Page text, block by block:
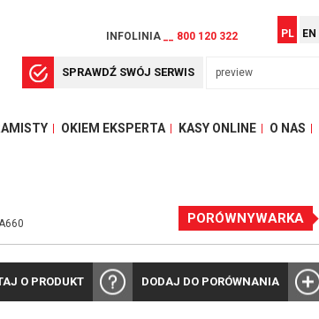
INFOLINIA __ 800 120 322 PL EN
SPRAWDŹ SWÓJ SERWIS
OKIEM EKSPERTA KASY ONLINE O NAS
PORÓWNYWARKA
O PRODUKT DODAJ DO PORÓWNANIA